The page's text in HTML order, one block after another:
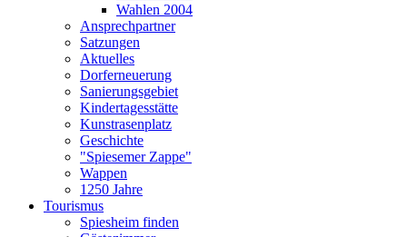
Wahlen 2004
Ansprechpartner
Satzungen
Aktuelles
Dorferneuerung
Sanierungsgebiet
Kindertagesstätte
Kunstrasenplatz
Geschichte
"Spiesemer Zappe"
Wappen
1250 Jahre
Tourismus
Spiesheim finden